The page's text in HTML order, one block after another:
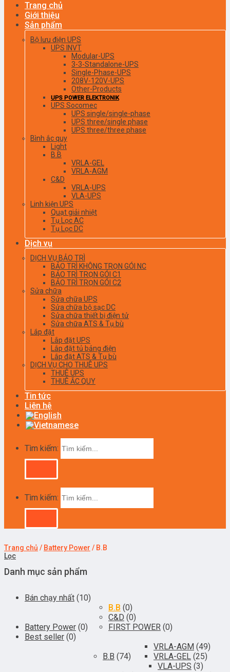
Trang chủ
Giới thiệu
Sản phẩm
Bộ lưu điện UPS
UPS INVT
Modular-UPS
3-3-Standalone-UPS
Single-Phase-UPS
208V-120V-UPS
Other-Products
UPS POWER ELEKTRONIK
UPS Socomec
UPS single/single-phase
UPS three/single phase
UPS three/three phase
Bình ắc quy
Light
B.B
VRLA-GEL
VRLA-AGM
C&D
VRLA-UPS
VLA-UPS
Linh kiện UPS
Quạt giải nhiệt
Tụ Lọc AC
Tụ Lọc DC
Dịch vụ
DỊCH VỤ BẢO TRÌ
BẢO TRÌ KHÔNG TRỌN GÓI NC
BẢO TRÌ TRỌN GÓI C1
BẢO TRÌ TRỌN GÓI C2
Sửa chữa
Sửa chữa UPS
Sửa chữa bộ sạc DC
Sửa chữa thiết bị điện tử
Sửa chữa ATS & Tụ bù
Lắp đặt
Lắp đặt UPS
Lắp đặt tủ bảng điện
Lắp đặt ATS & Tụ bù
DỊCH VỤ CHO THUÊ UPS
THUÊ UPS
THUÊ ẮC QUY
Tin tức
Liên hệ
Tìm kiếm:
Tìm kiếm:
Trang chủ / Battery Power / B.B
Lọc
Danh mục sản phẩm
Bán chạy nhất (10)
Battery Power (0)
B.B (0)
C&D (0)
FIRST POWER (0)
Best seller (0)
B.B (74)
VRLA-AGM (49)
VRLA-GEL (25)
VLA-UPS (3)